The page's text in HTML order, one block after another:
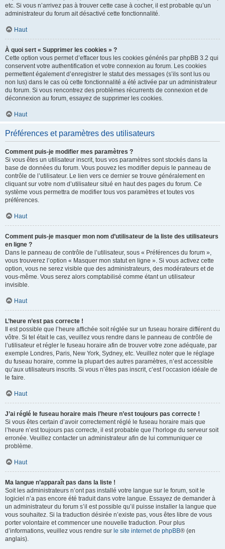
etc. Si vous n’arrivez pas à trouver cette case à cocher, il est probable qu’un
administrateur du forum ait désactivé cette fonctionnalité.
Haut
À quoi sert « Supprimer les cookies » ?
Cette option vous permet d’effacer tous les cookies générés par phpBB 3.2 qui
conservent votre authentification et votre connexion au forum. Les cookies
permettent également d’enregistrer le statut des messages (s’ils sont lus ou
non lus) dans le cas où cette fonctionnalité a été activée par un administrateur
du forum. Si vous rencontrez des problèmes récurrents de connexion et de
déconnexion au forum, essayez de supprimer les cookies.
Haut
Préférences et paramètres des utilisateurs
Comment puis-je modifier mes paramètres ?
Si vous êtes un utilisateur inscrit, tous vos paramètres sont stockés dans la
base de données du forum. Vous pouvez les modifier depuis le panneau de
contrôle de l’utilisateur. Le lien vers ce dernier se trouve généralement en
cliquant sur votre nom d’utilisateur situé en haut des pages du forum. Ce
système vous permettra de modifier tous vos paramètres et toutes vos
préférences.
Haut
Comment puis-je masquer mon nom d’utilisateur de la liste des utilisateurs
en ligne ?
Dans le panneau de contrôle de l’utilisateur, sous « Préférences du forum »,
vous trouverez l’option « Masquer mon statut en ligne ». Si vous activez cette
option, vous ne serez visible que des administrateurs, des modérateurs et de
vous-même. Vous serez alors comptabilisé comme étant un utilisateur
invisible.
Haut
L’heure n’est pas correcte !
Il est possible que l’heure affichée soit réglée sur un fuseau horaire différent du
vôtre. Si tel était le cas, veuillez vous rendre dans le panneau de contrôle de
l’utilisateur et régler le fuseau horaire afin de trouver votre zone adéquate, par
exemple Londres, Paris, New York, Sydney, etc. Veuillez noter que le réglage
du fuseau horaire, comme la plupart des autres paramètres, n’est accessible
qu’aux utilisateurs inscrits. Si vous n’êtes pas inscrit, c’est l’occasion idéale de
le faire.
Haut
J’ai réglé le fuseau horaire mais l’heure n’est toujours pas correcte !
Si vous êtes certain d’avoir correctement réglé le fuseau horaire mais que
l’heure n’est toujours pas correcte, il est probable que l’horloge du serveur soit
erronée. Veuillez contacter un administrateur afin de lui communiquer ce
problème.
Haut
Ma langue n’apparaît pas dans la liste !
Soit les administrateurs n’ont pas installé votre langue sur le forum, soit le
logiciel n’a pas encore été traduit dans votre langue. Essayez de demander à
un administrateur du forum s’il est possible qu’il puisse installer la langue que
vous souhaitez. Si la traduction désirée n’existe pas, vous êtes libre de vous
porter volontaire et commencer une nouvelle traduction. Pour plus
d’informations, veuillez vous rendre sur le site internet de phpBB® (en
anglais).